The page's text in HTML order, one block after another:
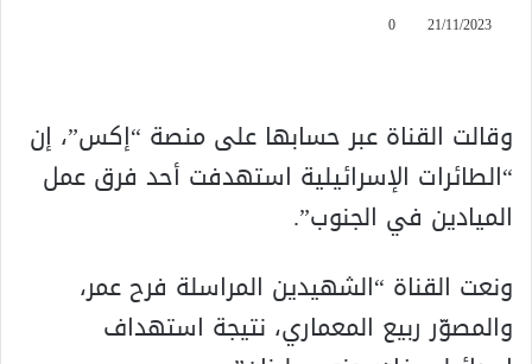
21/11/2023
0
وقالت القناة عبر حسابها على منصة “إكس”، إن
“الطائرات الإسرائيلية استهدفت أحد فرق عمل
الميادين في الجنوب”.
ونعت القناة “الشهيدين المراسلة فرح عمر،
والمصوّر ربيع المعماري، نتيجة استهداف